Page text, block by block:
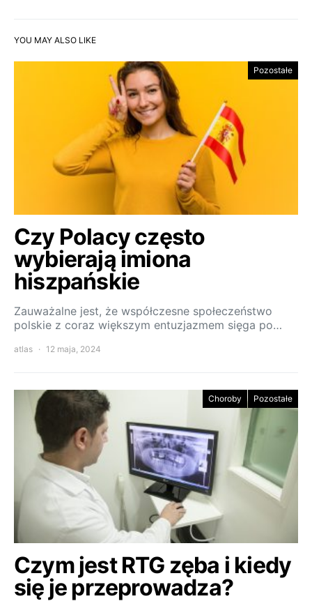
YOU MAY ALSO LIKE
Pozostałe
Czy Polacy często
wybierają imiona
hiszpańskie
Zauważalne jest, że współczesne społeczeństwo
polskie z coraz większym entuzjazmem sięga po…
atlas 12 maja, 2024
Choroby Pozostałe
Czym jest RTG zęba i kiedy
się je przeprowadza?